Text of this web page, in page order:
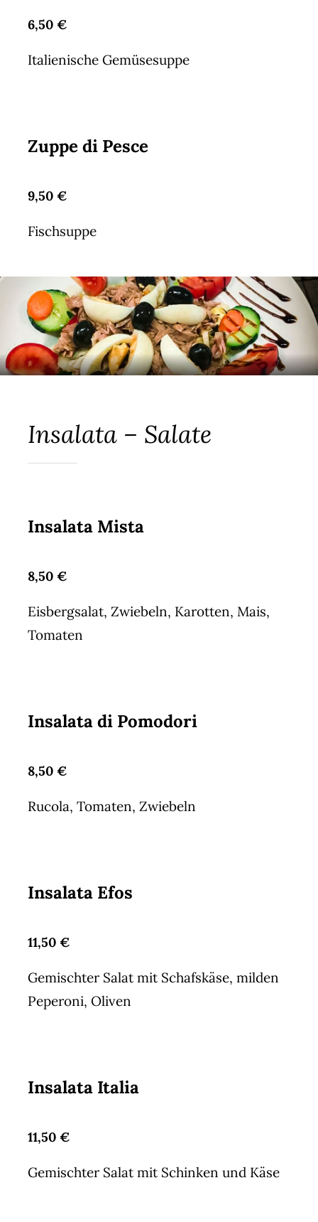
6,50 €
Italienische Gemüsesuppe
Zuppe di Pesce
9,50 €
Fischsuppe
Insalata – Salate
Insalata Mista
8,50 €
Eisbergsalat, Zwiebeln, Karotten, Mais,
Tomaten
Insalata di Pomodori
8,50 €
Rucola, Tomaten, Zwiebeln
Insalata Efos
11,50 €
Gemischter Salat mit Schafskäse, milden
Peperoni, Oliven
Insalata Italia
11,50 €
Gemischter Salat mit Schinken und Käse